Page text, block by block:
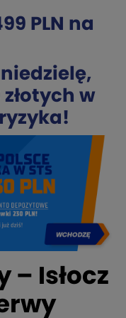
PLN na
w
– Isłocz